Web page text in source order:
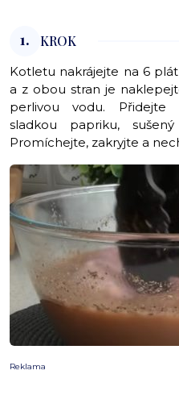
1. KROK
Kotletu nakrájejte na 6
a z obou stran je
perlivou vodu. Přidejte
sladkou papriku,
Promíchejte, zakryjte a
Reklama